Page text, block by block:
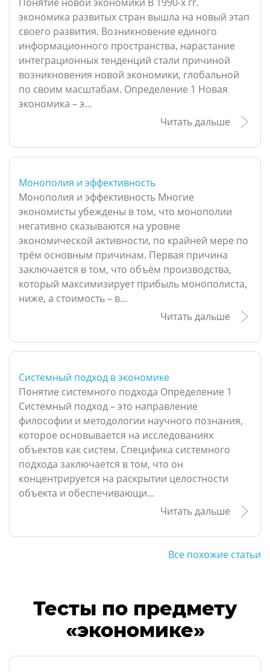
экономика развитых стран вышла на новый этап
своего развития. Возникновение единого
информационного пространства, нарастание
интеграционных тенденций стали причиной
возникновения новой экономики, глобальной
по своим масштабам. Определение 1 Новая
экономика – э...
Читать дальше
Монополия и эффективность
Монополия и эффективность Многие
экономисты убеждены в том, что монополии
негативно сказываются на уровне
экономической активности, по крайней мере по
трём основным причинам. Первая причина
заключается в том, что объём производства,
который максимизирует прибыль монополиста,
ниже, а стоимость – в...
Читать дальше
Системный подход в экономике
Понятие системного подхода Определение 1
Системный подход – это направление
философии и методологии научного познания,
которое основывается на исследованиях
объектов как систем. Специфика системного
подхода заключается в том, что он
концентрируется на раскрытии целостности
объекта и обеспечивающи...
Читать дальше
Все похожие статьи
Тесты по предмету
«экономике»